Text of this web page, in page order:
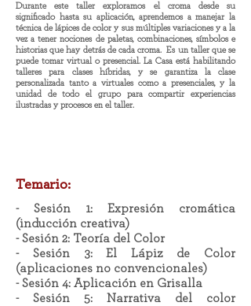
Durante este taller exploramos el croma desde su
significado hasta su aplicación, aprendemos a manejar la
técnica de lápices de color y sus múltiples variaciones y a la
vez a tener nociones de paletas, combinaciones, símbolos e
historias que hay detrás de cada croma. Es un taller que se
puede tomar virtual o presencial. La Casa está habilitando
talleres para clases híbridas, y se garantiza la clase
personalizada tanto a virtuales como a presenciales, y la
unidad de todo el grupo para compartir experiencias
ilustradas y procesos en el taller.
Temario:
- Sesión 1: Expresión cromática
(inducción creativa)
- Sesión 2: Teoría del Color
- Sesión 3: El Lápiz de Color
(aplicaciones no convencionales)
- Sesión 4: Aplicación en Grisalla
- Sesión 5: Narrativa del color